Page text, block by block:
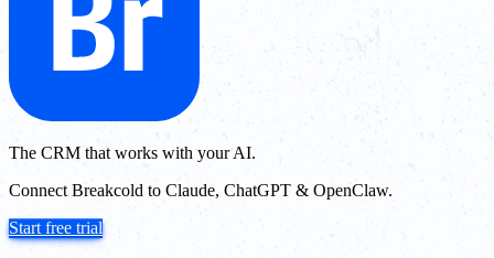
The CRM that works with your AI.
Connect Breakcold to Claude, ChatGPT & OpenClaw.
Start free trial